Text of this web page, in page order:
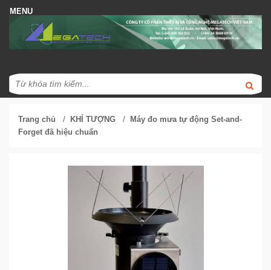
Trang chủ / KHÍ TƯỢNG / Máy đo mưa tự động Set-and-
Forget đã hiệu chuẩn